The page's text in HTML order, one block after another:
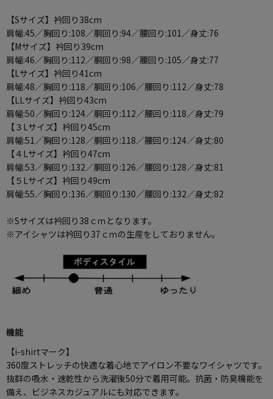
【Sサイズ】衿回り38cm
肩幅:45／胸回り:108／胴回り:94／腰回り:101／身丈:76
【Mサイズ】衿回り39cm
肩幅:46／胸回り:112／胴回り:98／腰回り:105／身丈:77
【Lサイズ】衿回り41cm
肩幅:48／胸回り:118／胴回り:106／腰回り:112／身丈:78
【LLサイズ】衿回り43cm
肩幅:50／胸回り:124／胴回り:112／腰回り:118／身丈:79
【３Lサイズ】衿回り45cm
肩幅:51／胸回り:128／胴回り:118／腰回り:124／身丈:80
【４Lサイズ】衿回り47cm
肩幅:53／胸回り:132／胴回り:126／腰回り:128／身丈:81
【５Lサイズ】衿回り49cm
肩幅:55／胸回り:136／胴回り:130／腰回り:132／身丈:82
※Sサイズは衿回り38ｃｍとなります。
※アイシャツは衿回り37ｃｍの生産をしておりません。
機能
【i-shirtマーク】
360度ストレッチの快適な着心地でアイロン不要なワイシャツです。
抜群の吸水・速乾性から洗濯後50分で着用可能。抗菌・防臭機能を
備え、ビジネスカジュアルにも対応できます。